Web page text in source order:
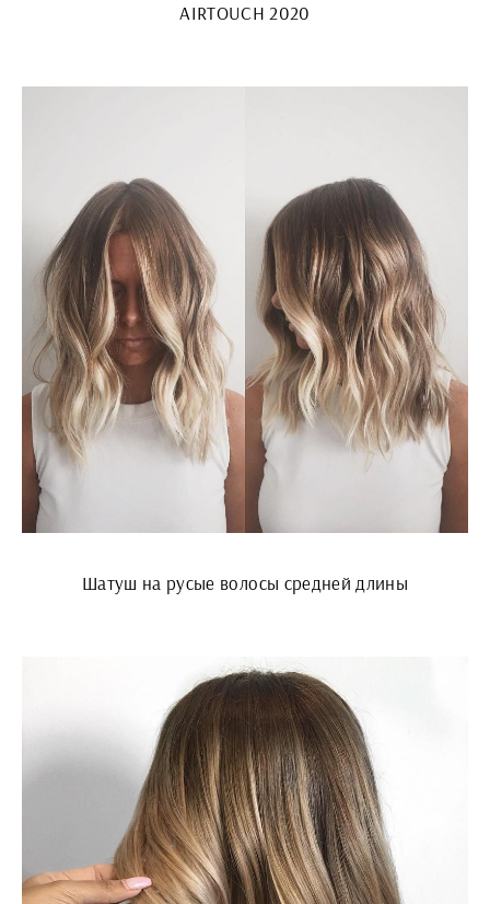
AIRTOUCH 2020
Шатуш на русые волосы средней длины